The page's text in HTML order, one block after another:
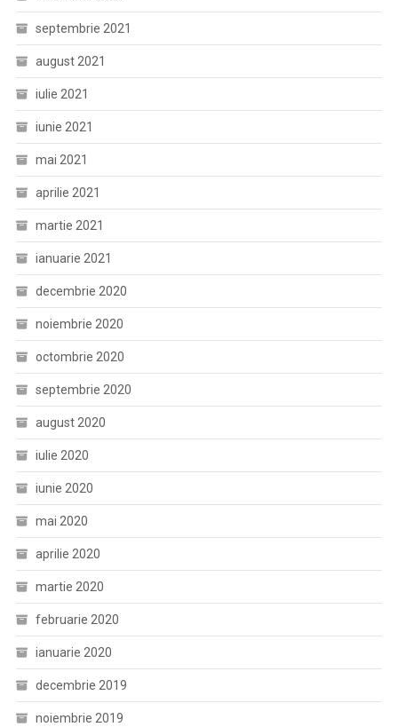
septembrie 2021
august 2021
iulie 2021
iunie 2021
mai 2021
aprilie 2021
martie 2021
ianuarie 2021
decembrie 2020
noiembrie 2020
octombrie 2020
septembrie 2020
august 2020
iulie 2020
iunie 2020
mai 2020
aprilie 2020
martie 2020
februarie 2020
ianuarie 2020
decembrie 2019
noiembrie 2019